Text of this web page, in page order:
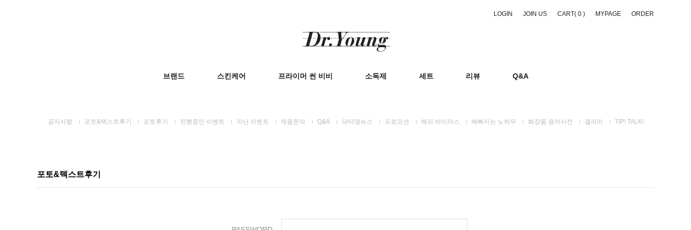
LOGIN JOIN US CART( 0 ) MYPAGE ORDER
브랜드 스킨케어 프라이머 썬 비비 소독제 세트 리뷰 Q&A
공지사항 포토&텍스트후기 포토후기 진행중인 이벤트 지난 이벤트 제품문의 Q&A 닥터영뉴스 프로모션 해피 바이러스 예뻐지는 노하우 화장품 용어사전 갤러리 TIP! TALK!
포토&텍스트후기